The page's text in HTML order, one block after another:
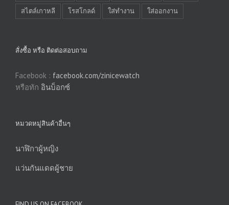
สไตล์เกาหลี
โรสโกลด์ ใส่ทำงาน ใส่ออกงาน
สั่งซื้อ หรือ ติดต่อสอบถาม
Facebook : facebook.com/zinicewatch
หรือทัก อินบ็อกซ์
หมวดหมู่สินค้าอื่นๆ
นาฬิกาผู้หญิง
แว่นกันแดดผู้ชาย